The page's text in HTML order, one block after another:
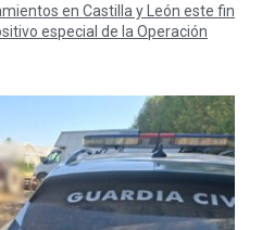
en Castilla y León este fin
especial de la Operación